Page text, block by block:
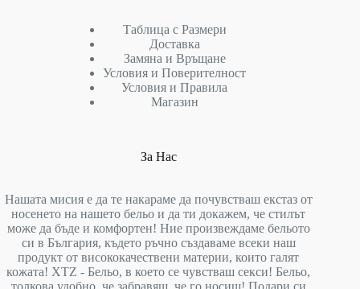
Таблица с Размери
Доставка
Замяна и Връщане
Условия и Поверителност
Условия и Правила
Магазин
За Нас
Нашата мисия е да те накараме да почувстваш екстаз от
носенето на нашето бельо и да ти докажем, че стилът
може да бъде и комфортен! Ние произвеждаме бельото
си в България, където ръчно създаваме всеки наш
продукт от висококачествени материи, които галят
кожата! XTZ - Бельо, в което се чувстваш секси! Бельо,
толкова удобно, че забравяш, че го носиш! Подари си